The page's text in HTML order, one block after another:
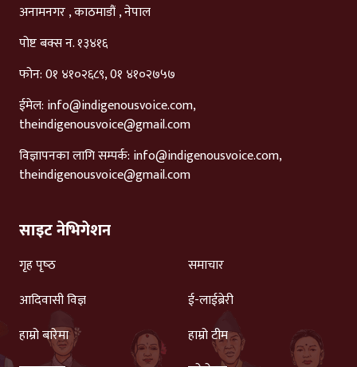
अनामनगर , काठमाडौं , नेपाल
पोष्ट बक्स न. १३४१६
फोन: 0१ ४१०२६८९, 0१ ४१०२७५७
ईमेल: info@indigenousvoice.com,
theindigenousvoice@gmail.com
विज्ञापनका लागि सम्पर्क: info@indigenousvoice.com,
theindigenousvoice@gmail.com
साइट नेभिगेशन
गृह पृष्‍ठ
समाचार
आदिवासी विज्ञ
ई-लाईब्रेरी
हाम्रो बारेमा
हाम्रो टीम